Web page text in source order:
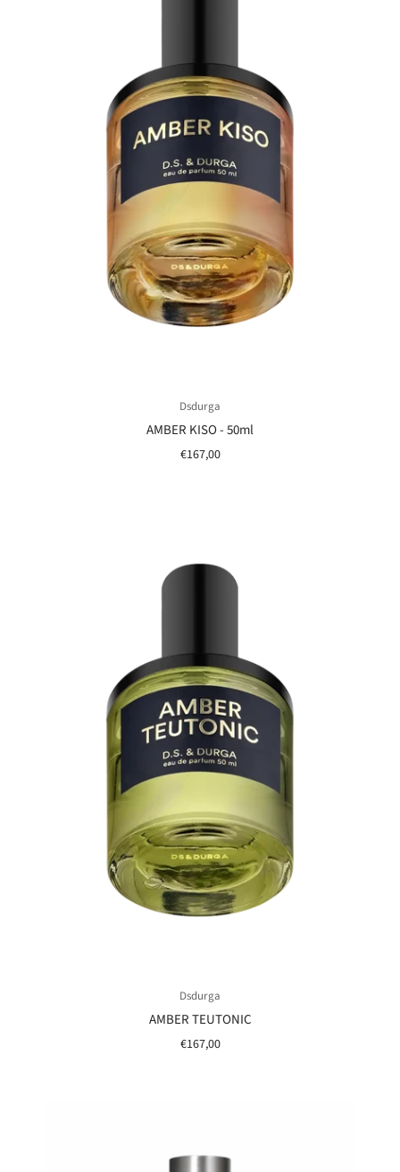
Dsdurga
AMBER KISO - 50ml
€167,00
Dsdurga
AMBER TEUTONIC
€167,00